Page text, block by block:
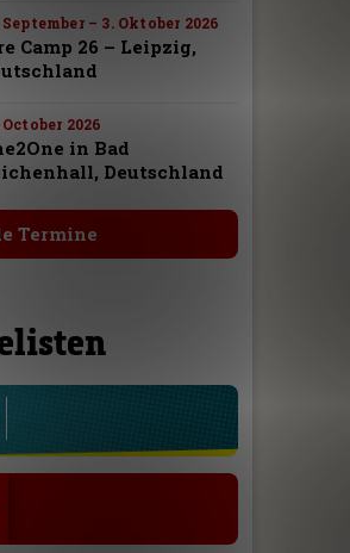
September – 3. Oktober 2026
Camp 26 – Leipzig,
October 2026
in Bad
Deutschland
Termine